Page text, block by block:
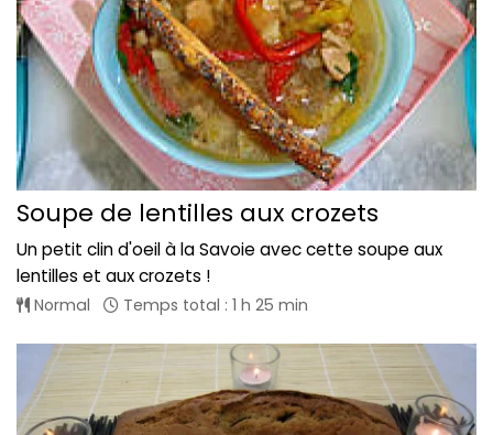
Soupe de lentilles aux crozets
Un petit clin d'oeil à la Savoie avec cette soupe aux
lentilles et aux crozets !
Normal Temps total : 1 h 25 min